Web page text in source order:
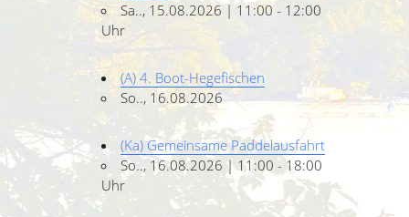
Sa.., 15.08.2026 | 11:00 - 12:00
Uhr
(A) 4. Boot-Hegefischen
So.., 16.08.2026
(Ka) Gemeinsame Paddelausfahrt
So.., 16.08.2026 | 11:00 - 18:00
Uhr